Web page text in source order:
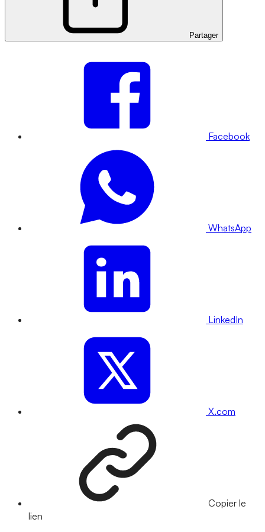
Partager
Facebook
WhatsApp
LinkedIn
X.com
Copier le
lien